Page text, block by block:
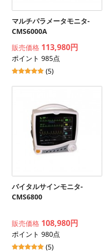
マルチパラメータモニタ-
CMS6000A
販売価格 113,980円
ポイント 985点
(5)
バイタルサインモニタ-
CMS6800
販売価格 108,980円
ポイント 980点
(5)